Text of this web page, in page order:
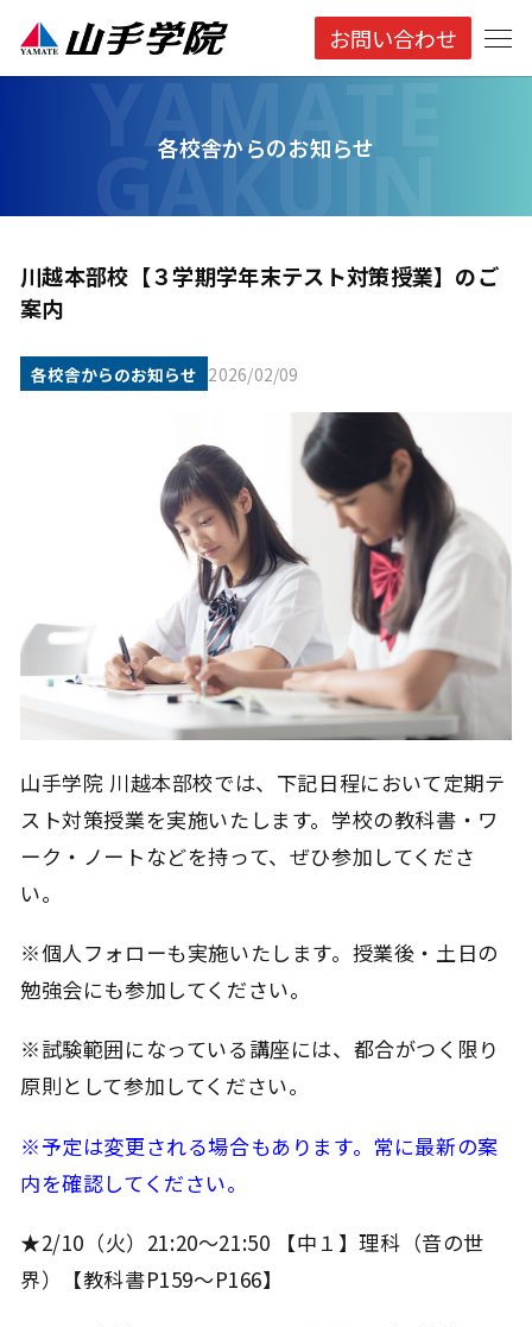
お問い合わせ
各校舎からのお知らせ
川越本部校【３学期学年末テスト対策授業】のご
案内
各校舎からのお知らせ 2026/02/09
山手学院 川越本部校では、下記日程において定期テ
スト対策授業を実施いたします。学校の教科書・ワ
ーク・ノートなどを持って、ぜひ参加してくださ
い。
※個人フォローも実施いたします。授業後・土日の
勉強会にも参加してください。
※試験範囲になっている講座には、都合がつく限り
原則として参加してください。
※予定は変更される場合もあります。常に最新の案
内を確認してください。
★2/10（火）21:20～21:50 【中１】理科（音の世
界）【教科書P159～P166】